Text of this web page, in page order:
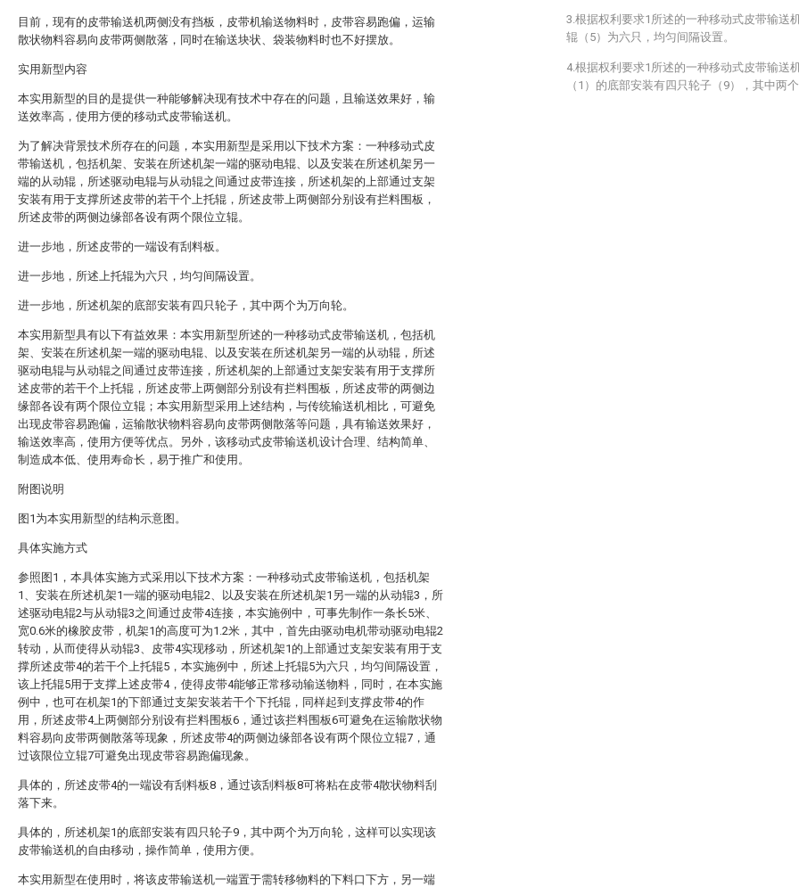
目前，现有的皮带输送机两侧没有挡板，皮带机输送物料时，皮带容易跑偏，运输
散状物料容易向皮带两侧散落，同时在输送块状、袋装物料时也不好摆放。
实用新型内容
本实用新型的目的是提供一种能够解决现有技术中存在的问题，且输送效果好，输
送效率高，使用方便的移动式皮带输送机。
为了解决背景技术所存在的问题，本实用新型是采用以下技术方案：一种移动式皮
带输送机，包括机架、安装在所述机架一端的驱动电辊、以及安装在所述机架另一
端的从动辊，所述驱动电辊与从动辊之间通过皮带连接，所述机架的上部通过支架
安装有用于支撑所述皮带的若干个上托辊，所述皮带上两侧部分别设有拦料围板，
所述皮带的两侧边缘部各设有两个限位立辊。
进一步地，所述皮带的一端设有刮料板。
进一步地，所述上托辊为六只，均匀间隔设置。
进一步地，所述机架的底部安装有四只轮子，其中两个为万向轮。
本实用新型具有以下有益效果：本实用新型所述的一种移动式皮带输送机，包括机
架、安装在所述机架一端的驱动电辊、以及安装在所述机架另一端的从动辊，所述
驱动电辊与从动辊之间通过皮带连接，所述机架的上部通过支架安装有用于支撑所
述皮带的若干个上托辊，所述皮带上两侧部分别设有拦料围板，所述皮带的两侧边
缘部各设有两个限位立辊；本实用新型采用上述结构，与传统输送机相比，可避免
出现皮带容易跑偏，运输散状物料容易向皮带两侧散落等问题，具有输送效果好，
输送效率高，使用方便等优点。另外，该移动式皮带输送机设计合理、结构简单、
制造成本低、使用寿命长，易于推广和使用。
附图说明
图1为本实用新型的结构示意图。
具体实施方式
参照图1，本具体实施方式采用以下技术方案：一种移动式皮带输送机，包括机架
1、安装在所述机架1一端的驱动电辊2、以及安装在所述机架1另一端的从动辊3，所
述驱动电辊2与从动辊3之间通过皮带4连接，本实施例中，可事先制作一条长5米、
宽0.6米的橡胶皮带，机架1的高度可为1.2米，其中，首先由驱动电机带动驱动电辊2
转动，从而使得从动辊3、皮带4实现移动，所述机架1的上部通过支架安装有用于支
撑所述皮带4的若干个上托辊5，本实施例中，所述上托辊5为六只，均匀间隔设置，
该上托辊5用于支撑上述皮带4，使得皮带4能够正常移动输送物料，同时，在本实施
例中，也可在机架1的下部通过支架安装若干个下托辊，同样起到支撑皮带4的作
用，所述皮带4上两侧部分别设有拦料围板6，通过该拦料围板6可避免在运输散状物
料容易向皮带两侧散落等现象，所述皮带4的两侧边缘部各设有两个限位立辊7，通
过该限位立辊7可避免出现皮带容易跑偏现象。
具体的，所述皮带4的一端设有刮料板8，通过该刮料板8可将粘在皮带4散状物料刮
落下来。
具体的，所述机架1的底部安装有四只轮子9，其中两个为万向轮，这样可以实现该
皮带输送机的自由移动，操作简单，使用方便。
本实用新型在使用时，将该皮带输送机一端置于需转移物料的下料口下方，另一端
3.根据权利要求1所述的一种移动式皮带输送
辊（5）为六只，均匀间隔设置。
4.根据权利要求1所述的一种移动式皮带输送
（1）的底部安装有四只轮子（9），其中两个